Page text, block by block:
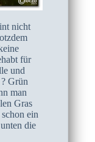
nicht
für
und
Grün
man
Gras
ein
die